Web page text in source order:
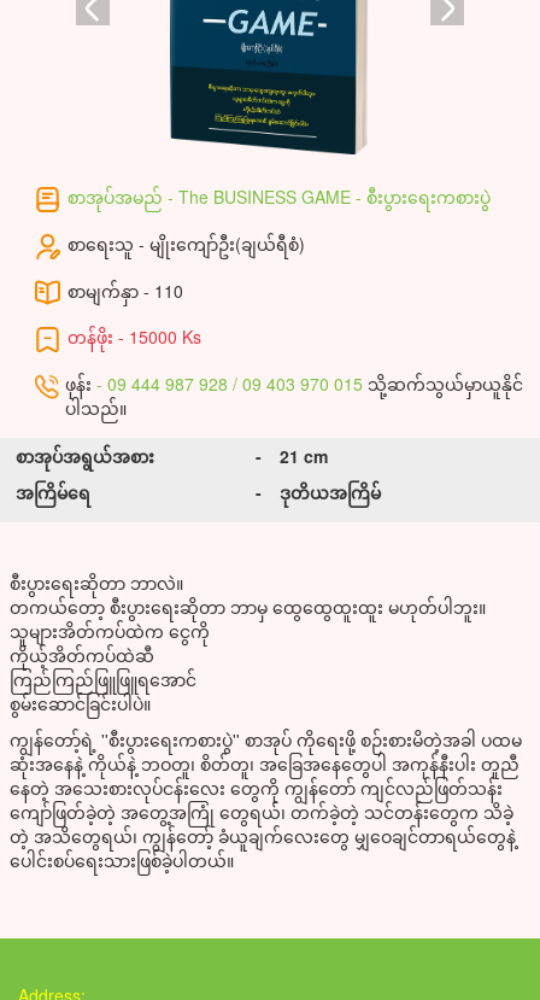
စာအုပ်အမည် - The BUSINESS GAME - စီးပွားရေးကစားပွဲ
စာရေးသူ - မျိုးကျော်ဦး(ချယ်ရီစံ)
စာမျက်နှာ - 110
တန်ဖိုး - 15000 Ks
ဖုန်း- 09 444 987 928 / 09 403 970 015 သို့ဆက်သွယ်မှာယူနိုင်
ပါသည်။
စာအုပ်အရွယ်အစား
-
အကြိမ်ရေ
-
21 cm
ဒုတိယအကြိမ်
စီးပွားရေးဆိုတာ ဘာလဲ။
တကယ်တော့ စီးပွားရေးဆိုတာ ဘာမှ ထွေထွေထူးထူး မဟုတ်ပါဘူး။
သူများအိတ်ကပ်ထဲက ငွေကို
ကိုယ့်အိတ်ကပ်ထဲဆီ
ကြည်ကြည်ဖြူဖြူရအောင်
စွမ်းဆောင်ခြင်းပါပဲ။
ကျွန်တော့်ရဲ့ ''စီးပွားရေးကစားပွဲ'' စာအုပ် ကိုရေးဖို့ စဉ်းစားမိတဲ့အခါ ပထမ
ဆုံးအနေနဲ့ ကိုယ်နဲ့ ဘဝတူ၊ စိတ်တူ၊ အခြေအနေတွေပါ အကုန်နီးပါး တူညီ
နေတဲ့ အသေးစားလုပ်ငန်းလေး တွေကို ကျွန်တော် ကျင်လည်ဖြတ်သန်း
ကျော်ဖြတ်ခဲ့တဲ့ အတွေ့အကြုံ တွေရယ်၊ တက်ခဲ့တဲ့ သင်တန်းတွေက သိခဲ့
တဲ့ အသိတွေရယ်၊ ကျွန်တော့် ခံယူချက်လေးတွေ မျှဝေချင်တာရယ်တွေနဲ့
ပေါင်းစပ်ရေးသားဖြစ်ခဲ့ပါတယ်။